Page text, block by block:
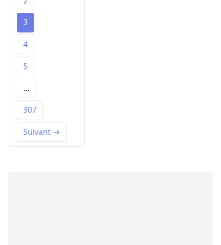
3
4
5
…
307
Suivant →